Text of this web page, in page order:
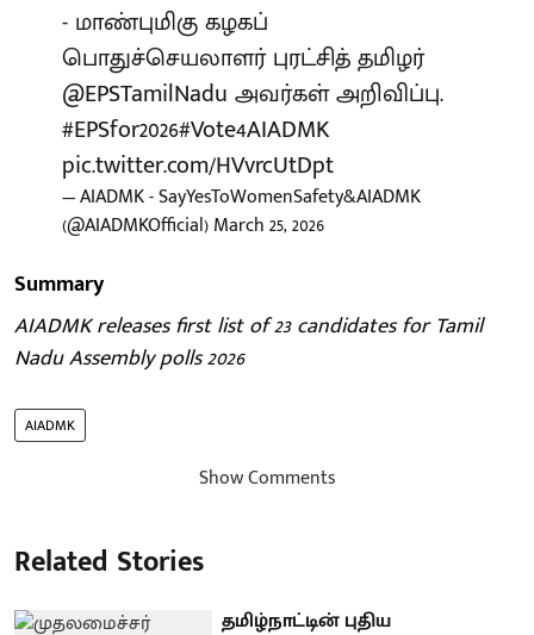
- மாண்புமிகு கழகப்
பொதுச்செயலாளர் புரட்சித் தமிழர்
@EPSTamilNadu அவர்கள் அறிவிப்பு.
#EPSfor2026#Vote4AIADMK
pic.twitter.com/HVvrcUtDpt
— AIADMK - SayYesToWomenSafety&AIADMK
(@AIADMKOfficial)March 25, 2026
Summary
AIADMK releases first list of 23 candidates for Tamil
Nadu Assembly polls 2026
AIADMK
Show Comments
Related Stories
தமிழ்நாட்டின் புதிய